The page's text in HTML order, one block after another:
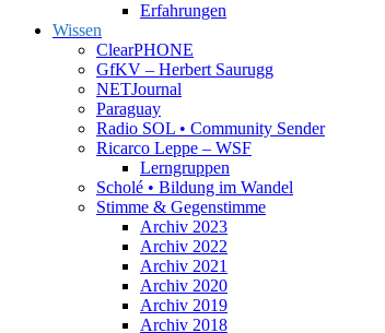
Erfahrungen
Wissen
ClearPHONE
GfKV – Herbert Saurugg
NETJournal
Paraguay
Radio SOL • Community Sender
Ricarco Leppe – WSF
Lerngruppen
Scholé • Bildung im Wandel
Stimme & Gegenstimme
Archiv 2023
Archiv 2022
Archiv 2021
Archiv 2020
Archiv 2019
Archiv 2018